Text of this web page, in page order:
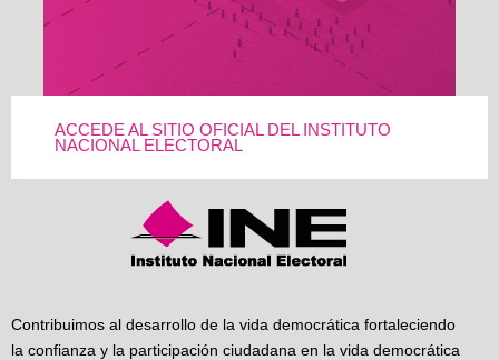
ACCEDE AL SITIO OFICIAL DEL INSTITUTO
NACIONAL ELECTORAL
Contribuimos al desarrollo de la vida democrática fortaleciendo
la confianza y la participación ciudadana en la vida democrática